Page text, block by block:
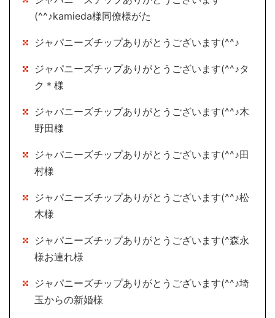
(^^♪kamieda様同僚様がた
ジャパニーズチップありがとうございます(^^♪
ジャパニーズチップありがとうございます(^^♪タ
ク＊様
ジャパニーズチップありがとうございます(^^♪木
野田様
ジャパニーズチップありがとうございます(^^♪田
村様
ジャパニーズチップありがとうございます(^^♪松
木様
ジャパニーズチップありがとうございます(^森永
様お連れ様
ジャパニーズチップありがとうございます(^^♪埼
玉からの新婚様